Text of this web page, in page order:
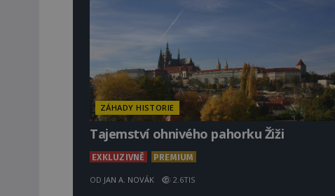
ZÁHADY HISTORIE
Tajemství ohnivého pahorku Žiži
EXKLUZIVNĚ PREMIUM
OD JAN A. NOVÁK 2.6TIS